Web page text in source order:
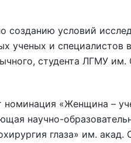
условий
ученых и специалистов
студента ЛГМУ
номинация «Женщина –
научно-
глаза» им. акад.